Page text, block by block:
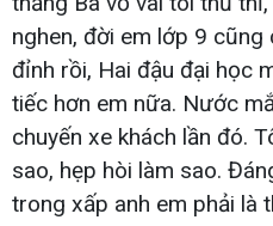
nghen, đời em lớp 9
đỉnh rồi, Hai đậu đại học
tiếc hơn em nữa. Nước
chuyến xe khách lần đó.
sao, hẹp hòi làm sao.
trong xấp anh em phải là